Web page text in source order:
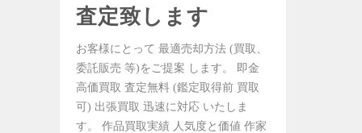
査定致します
お客様にとって 最適売却方法 (買取、
委託販売 等)をご提案 します。 即金
高価買取 査定無料 (鑑定取得前 買取
可) 出張買取 迅速に対応 いたしま
す。 作品買取実績 人気度と価値 作家